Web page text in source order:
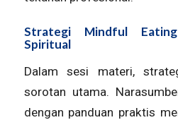
Strategi Mindful
Spiritual
Dalam sesi materi,
sorotan utama.
dengan panduan praktis